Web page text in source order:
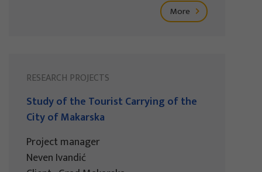
More
RESEARCH PROJECTS
Study of the Tourist Carrying of the
City of Makarska
Project manager
Neven Ivandić